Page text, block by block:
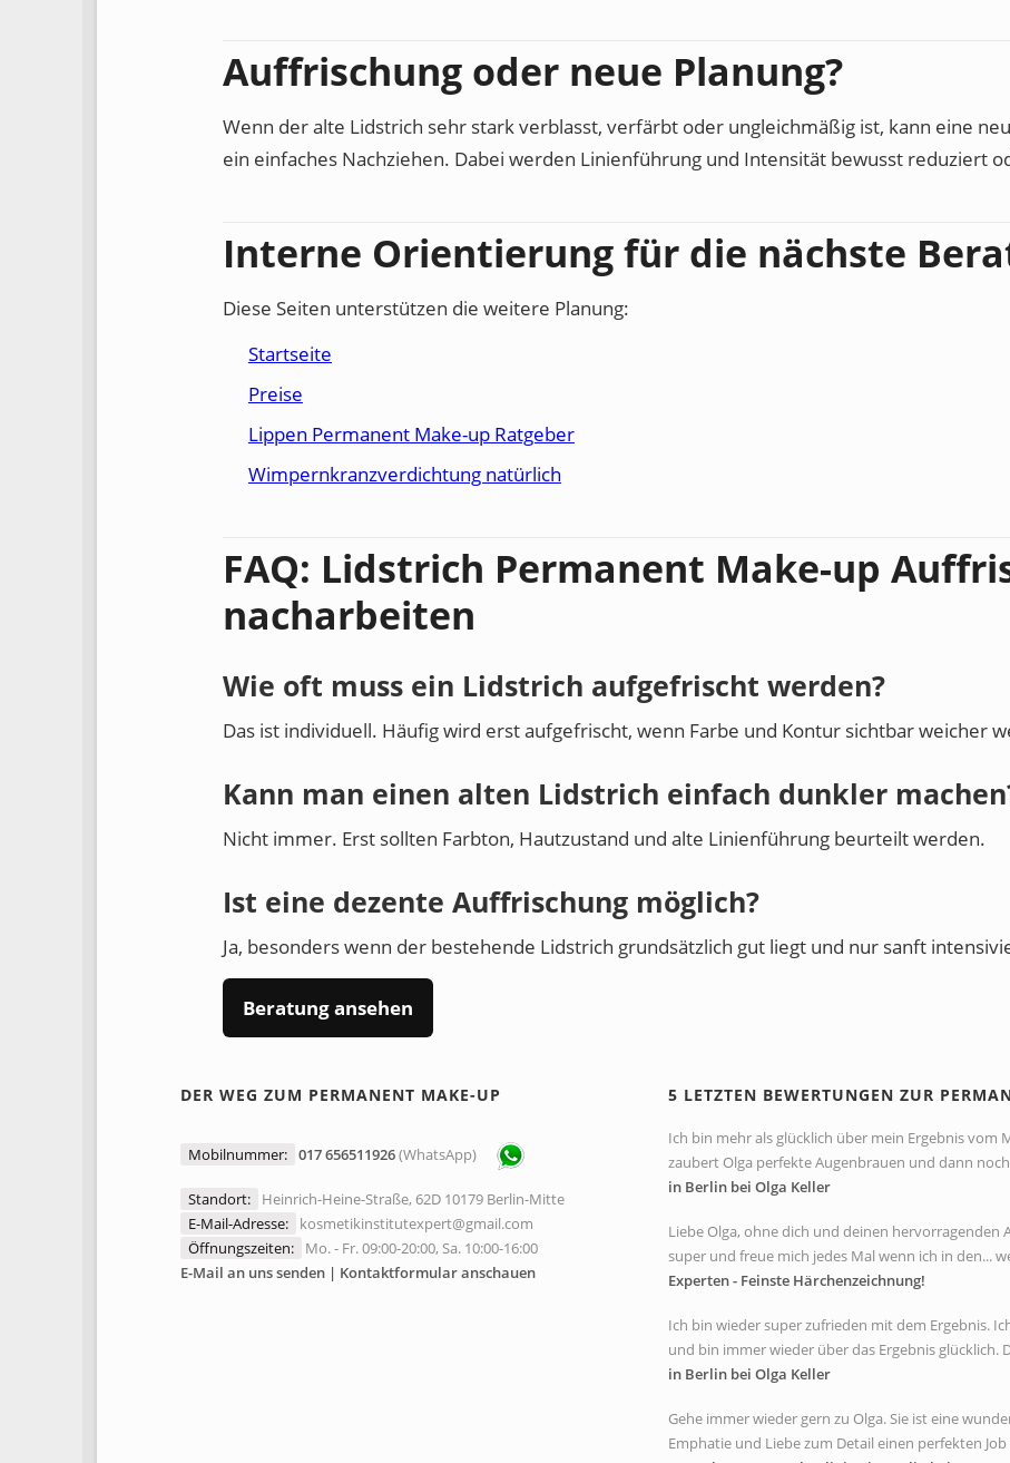
Auffrischung oder neue Planung?
Wenn der alte Lidstrich sehr stark verblasst, verfärbt oder ungleichmäßig ist, kann eine
ein einfaches Nachziehen. Dabei werden Linienführung und Intensität bewusst reduziert
Interne Orientierung für die nächste
Diese Seiten unterstützen die weitere Planung:
Startseite
Preise
Lippen Permanent Make-up Ratgeber
Wimpernkranzverdichtung natürlich
FAQ: Lidstrich Permanent Make-up
nacharbeiten
Wie oft muss ein Lidstrich aufgefrischt werden?
Das ist individuell. Häufig wird erst aufgefrischt, wenn Farbe und Kontur sichtbar weicher
Kann man einen alten Lidstrich einfach dunkler
Nicht immer. Erst sollten Farbton, Hautzustand und alte Linienführung beurteilt werden.
Ist eine dezente Auffrischung möglich?
Ja, besonders wenn der bestehende Lidstrich grundsätzlich gut liegt und nur sanft
Beratung ansehen
DER WEG ZUM PERMANENT MAKE-UP
Mobilnummer: 017 656511926(WhatsApp)
Standort:
Heinrich-Heine-Straße, 62D 10179 Berlin-Mitte
E-Mail-Adresse:
kosmetikinstitutexpert@gmail.com
Öffnungszeiten:
Mo. - Fr. 09:00-20:00, Sa. 10:00-16:00
E-Mail an uns senden | Kontaktformular anschauen
5 LETZTEN BEWERTUNGEN ZUR
Ich bin mehr als glücklich über mein Ergebnis vom
zaubert Olga perfekte Augenbrauen und dann
in Berlin bei Olga Keller
Liebe Olga, ohne dich und deinen hervorragenden
super und freue mich jedes Mal wenn ich in den...
Experten - Feinste Härchenzeichnung!
Ich bin wieder super zufrieden mit dem Ergebnis.
und bin immer wieder über das Ergebnis glücklich.
in Berlin bei Olga Keller
Gehe immer wieder gern zu Olga. Sie ist eine
Emphatie und Liebe zum Detail einen perfekten